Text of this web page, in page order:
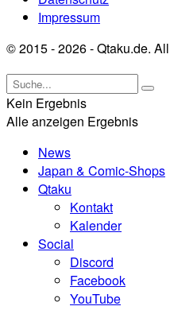
Impressum
© 2015 - 2026 - Qtaku.de.
Kein Ergebnis
Alle anzeigen Ergebnis
News
Japan & Comic-Shops
Qtaku
Kontakt
Kalender
Social
Discord
Facebook
YouTube